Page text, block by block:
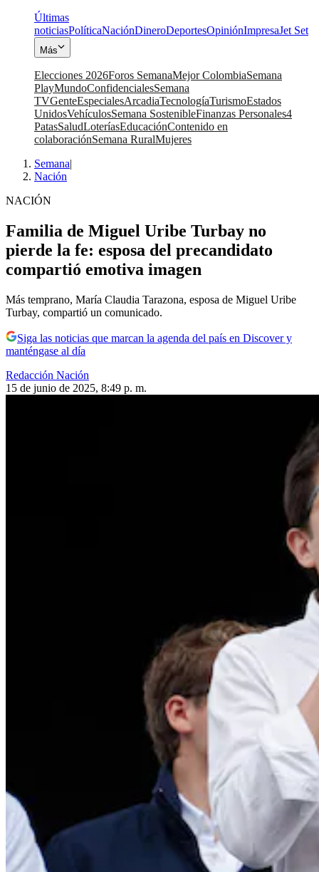
Últimas
noticiasPolíticaNaciónDineroDeportesOpiniónImpresaJet Set
Más
Elecciones 2026Foros SemanaMejor ColombiaSemana
PlayMundoConfidencialesSemana
TVGenteEspecialesArcadiaTecnologíaTurismoEstados
UnidosVehículosSemana SostenibleFinanzas Personales4
PatasSaludLoteríasEducaciónContenido en
colaboraciónSemana RuralMujeres
Semana|
Nación
NACIÓN
Familia de Miguel Uribe Turbay no
pierde la fe: esposa del precandidato
compartió emotiva imagen
Más temprano, María Claudia Tarazona, esposa de Miguel Uribe
Turbay, compartió un comunicado.
Siga las noticias que marcan la agenda del país en Discover y
manténgase al día
Redacción Nación
15 de junio de 2025, 8:49 p. m.